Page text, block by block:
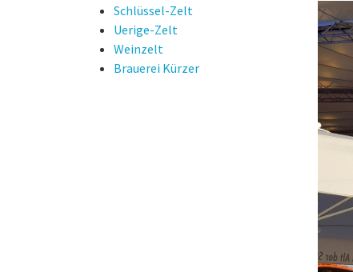
Schlüssel-Zelt
Uerige-Zelt
Weinzelt
Brauerei Kürzer